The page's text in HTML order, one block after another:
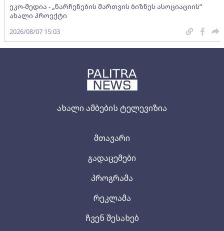
ახალი ამბების ტელევიზია
მთავარი
გადაცემები
პროგრამა
რეკლამა
ჩვენ შესახებ
ეკო-მედია - „ნარჩენების მართვის ბიზნეს ასოციაციის”
ახალი პროექტი
2026/08/07 15:03